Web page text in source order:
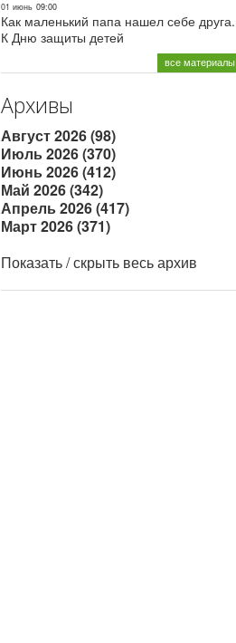
01 июнь 09:00
Как маленький папа нашел себе друга.
К Дню защиты детей
все материалы
Архивы
Август 2026 (98)
Июль 2026 (370)
Июнь 2026 (412)
Май 2026 (342)
Апрель 2026 (417)
Март 2026 (371)
Показать / скрыть весь архив